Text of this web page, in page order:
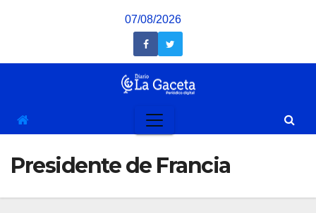
07/08/2026
Presidente de Francia